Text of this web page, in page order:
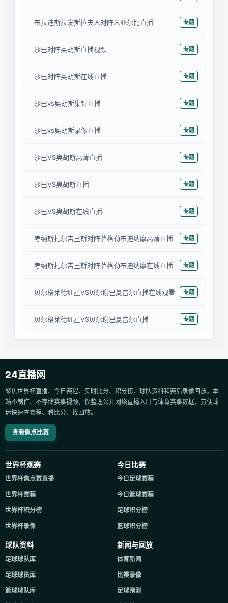
布拉迪斯拉发斯拉夫人对阵米亚尔比直播 专题
沙巴对阵奥胡斯直播视频 专题
沙巴对阵奥胡斯在线直播 专题
沙巴vs奥胡斯集锦直播 专题
沙巴vs奥胡斯录像直播 专题
沙巴VS奥胡斯高清直播 专题
沙巴VS奥胡斯直播 专题
沙巴VS奥胡斯在线直播 专题
考纳斯扎尔吉里斯对阵萨格勒布迪纳摩高清直播 专题
考纳斯扎尔吉里斯对阵萨格勒布迪纳摩在线直播 专题
贝尔格莱德红星VS贝尔谢巴夏普尔直播在线观看 专题
贝尔格莱德红星VS贝尔谢巴夏普尔直播 专题
24直播网
聚焦世界杯直播、今日赛程、实时比分、积分榜、球队资料和赛后录像回放。本
站不制作、不存储赛事视频，仅整理公开网络直播入口与体育赛事数据，方便球
迷快速查赛程、看比分、找回放。
查看焦点比赛
世界杯观赛
世界杯焦点赛直播
世界杯赛程
世界杯积分榜
世界杯录像
今日比赛
今日足球赛程
今日篮球赛程
足球积分榜
篮球积分榜
球队资料
足球球队库
足球球员库
篮球球队库
新闻与回放
体育新闻
比赛录像
足球预测